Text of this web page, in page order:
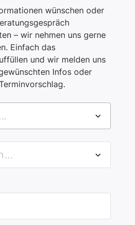
wünschen oder
– wir nehmen uns gerne
Einfach das
und wir melden uns
Infos oder